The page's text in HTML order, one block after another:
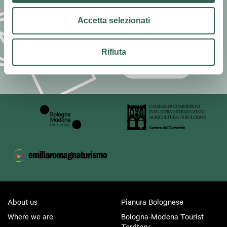
Accetta selezionati
Rifiuta
and stay updated on events
and offers.
SUBSCRIBE
About us
Where we are
Pianura Bolognese
Bologna-Modena Tourist